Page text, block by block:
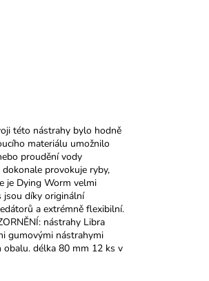
této nástrahy bylo hodně
materiálu umožnilo
proudění vody
provokuje ryby,
je Dying Worm velmi
jsou díky originální
a extrémně flexibilní.
nástrahy Libra
gumovými nástrahymi
obalu. délka 80 mm 12 ks v